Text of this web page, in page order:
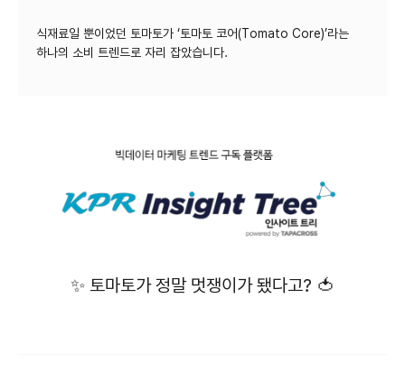
식재료일 뿐이었던 토마토가 ‘토마토 코어(Tomato Core)’라는
하나의 소비 트렌드로 자리 잡았습니다.
✨ 토마토가 정말 멋쟁이가 됐다고? 🍅